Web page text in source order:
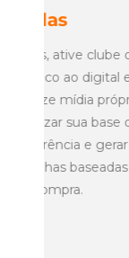
tempo
custos
sobre
mais
dados.